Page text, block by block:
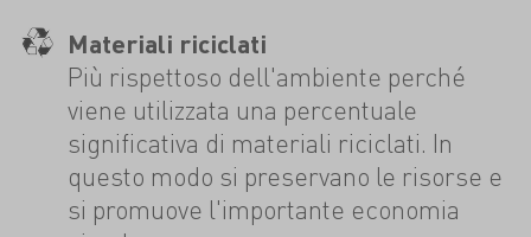
Materiali riciclati
Più rispettoso dell'ambiente perché
viene utilizzata una percentuale
significativa di materiali riciclati. In
questo modo si preservano le risorse e
si promuove l'importante economia